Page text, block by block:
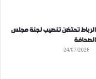
الرباط تحتضن تنصيب لجنة مجلس
الصحافة
24/07/2026